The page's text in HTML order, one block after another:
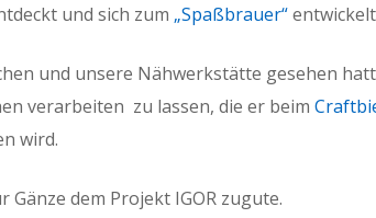
und sich zum „Spaßbrauer“
und unsere Nähwerkstätte gesehen
verarbeiten zu lassen, die er beim
wird.
Gänze dem Projekt IGOR zugute.